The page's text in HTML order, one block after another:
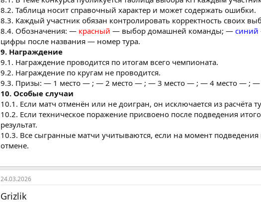
8.2. Таблица носит справочный характер и может содержать ошибки.
8.3. Каждый участник обязан контролировать корректность своих
8.4. Обозначения: — красный — выбор домашней команды; — синий
цифры после названия — номер тура.
9. Награждение
9.1. Награждение проводится по итогам всего чемпионата.
9.2. Награждение по кругам не проводится.
9.3. Призы: — 1 место — ; — 2 место — ; — 3 место — ; — 4 место — ; —
10. Особые случаи
10.1. Если матч отменён или не доигран, он исключается из расчёта
10.2. Если техническое поражение присвоено после подведения
результат.
10.3. Все сыгранные матчи учитываются, если на момент
отмене.
24.03.2026
Grizlik